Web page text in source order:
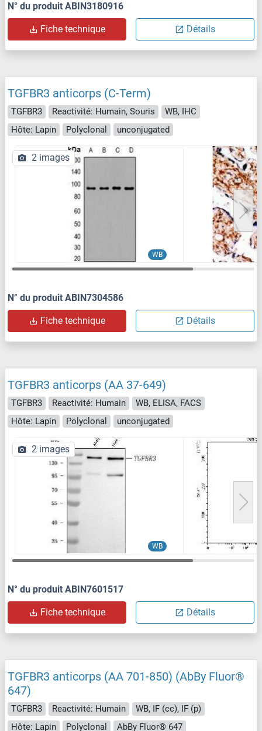
N° du produit ABIN3180916
Fiche technique Détails
TGFBR3 anticorps (C-Term)
TGFBR3 Reactivité: Humain, Souris
WB, IHC
Hôte: Lapin
Polyclonal unconjugated
WB
2 images
N° du produit ABIN7304586
Fiche technique Détails
TGFBR3 anticorps (AA 37-649)
TGFBR3 Reactivité: Humain
WB, ELISA, FACS
Hôte: Lapin
Polyclonal unconjugated
WB
2 images
N° du produit ABIN7601517
Fiche technique Détails
TGFBR3 anticorps (AA 701-850) (AbBy Fluor®
647)
TGFBR3 Reactivité: Humain
WB, IF (cc), IF (p)
Hôte: Lapin
Polyclonal AbBy Fluor® 647